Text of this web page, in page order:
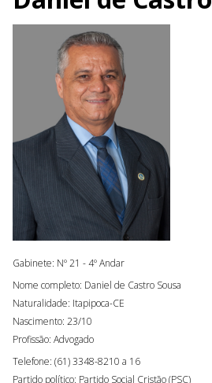
Gabinete: Nº 21 - 4º Andar
Nome completo: Daniel de Castro Sousa
Naturalidade: Itapipoca-CE
Nascimento: 23/10
Profissão: Advogado
Telefone: (61) 3348-8210 a 16
Partido político: Partido Social Cristão (PSC)